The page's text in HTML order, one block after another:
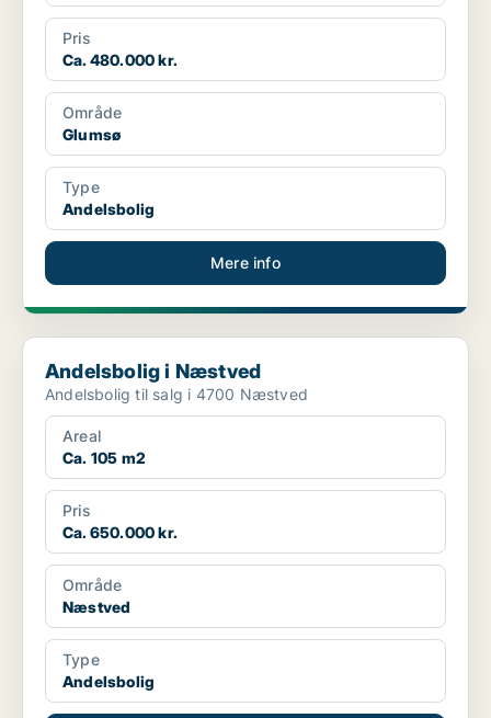
Pris
Ca. 480.000 kr.
Område
Glumsø
Type
Andelsbolig
Mere info
Andelsbolig i Næstved
Andelsbolig i Næstved
Andelsbolig til salg i 4700 Næstved
Areal
Ca. 105 m2
Pris
Ca. 650.000 kr.
Område
Næstved
Type
Andelsbolig